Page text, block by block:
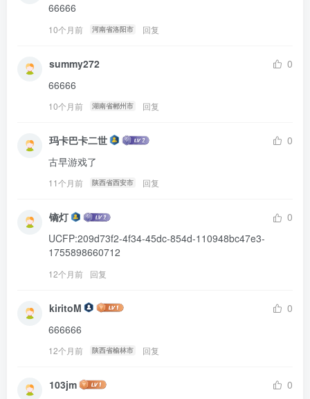
66666
10个月前 河南省洛阳市 回复
summy272
0
66666
10个月前 湖南省郴州市 回复
玛卡巴卡二世
0
古早游戏了
11个月前 陕西省西安市 回复
镝灯
0
UCFP:209d73f2-4f34-45dc-854d-110948bc47e3-
1755898660712
12个月前 回复
kiritoM
0
666666
12个月前 陕西省榆林市 回复
103jm
0